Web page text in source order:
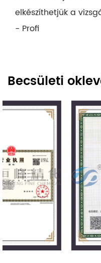
elkészíthetjük a
- Profi
Becsületi